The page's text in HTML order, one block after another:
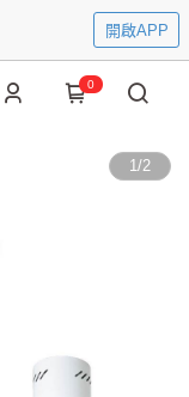
開啟APP
0
1/2